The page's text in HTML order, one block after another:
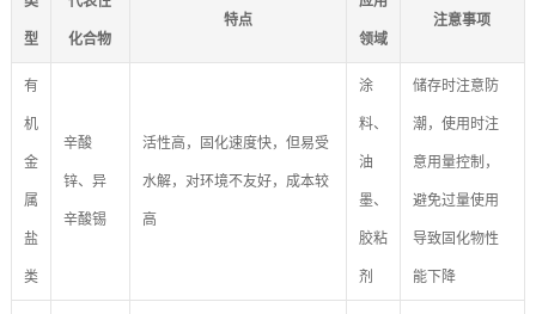
型 化合物
特点
领域
注意事项
有
机
金
属
盐
类
辛酸
锌、异
辛酸锡
活性高，固化速度快，但易受
水解，对环境不友好，成本较
高
涂
料、
油
墨、
胶粘
剂
储存时注意防
潮，使用时注
意用量控制，
避免过量使用
导致固化物性
能下降